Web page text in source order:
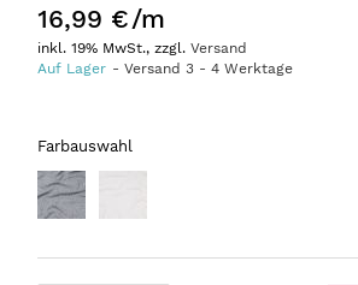
16,99 €/m
inkl. 19% MwSt., zzgl.Versand
Auf Lager
Versand3 -4 Werktage
Farbauswahl